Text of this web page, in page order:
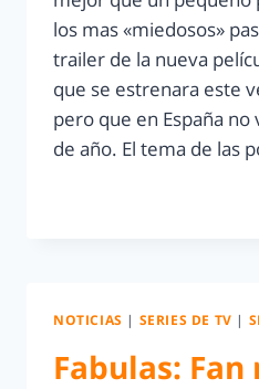
los mas «miedosos»
trailer de la nueva
que se estrenara este
pero que en España
de año. El tema de las
NOTICIAS | SERIES DE TV |
Fabulas: Fan